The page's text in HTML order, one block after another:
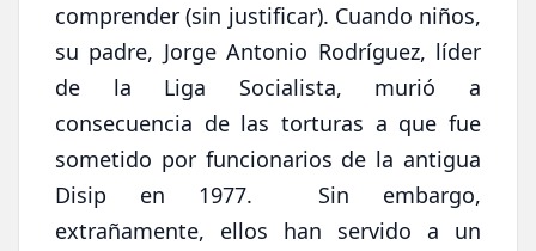
comprender (sin justificar). Cuando niños,
su padre, Jorge Antonio Rodríguez, líder
de la Liga Socialista, murió a
consecuencia de las torturas a que fue
sometido por funcionarios de la antigua
Disip en 1977. Sin embargo,
extrañamente, ellos han servido a un